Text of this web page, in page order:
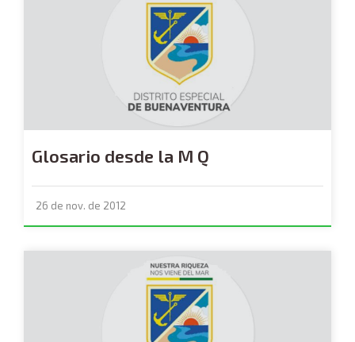
Glosario desde la M Q
26 de nov. de 2012